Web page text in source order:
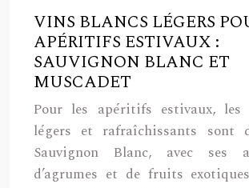
VINS BLANCS LÉGERS
APÉRITIFS ESTIVAUX :
SAUVIGNON BLANC ET
MUSCADET
Pour les apéritifs estivaux, les
légers et rafraîchissants sont
Sauvignon Blanc, avec ses
d’agrumes et de fruits